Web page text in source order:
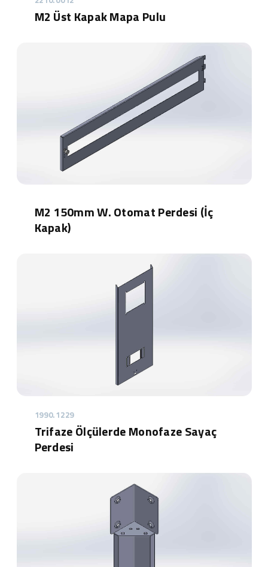
M2 Üst Kapak Mapa Pulu
M2 150mm W. Otomat Perdesi (İç
Kapak)
1990.1229
Trifaze Ölçülerde Monofaze Sayaç
Perdesi